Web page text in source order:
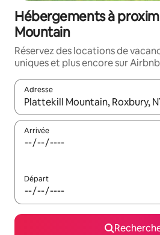
Hébergements à
Mountain
Réservez des locations de
uniques et plus encore sur Airbnb
Adresse
Lorsque les résultats s'affichent,
Arrivée
Départ